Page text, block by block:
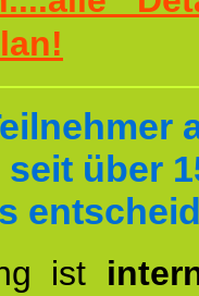
über
ist